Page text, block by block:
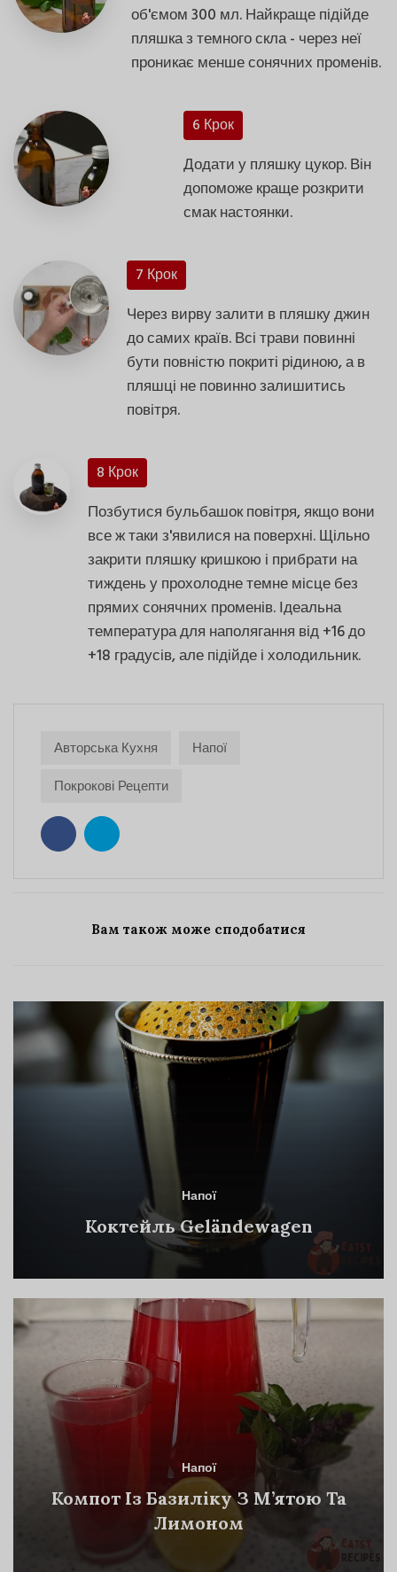
об'ємом 300 мл. Найкраще підійде
пляшка з темного скла - через неї
проникає менше сонячних променів.
6 Крок
Додати у пляшку цукор. Він
допоможе краще розкрити
смак настоянки.
7 Крок
Через вирву залити в пляшку джин
до самих країв. Всі трави повинні
бути повністю покриті рідиною, а в
пляшці не повинно залишитись
повітря.
8 Крок
Позбутися бульбашок повітря, якщо вони
все ж таки з'явилися на поверхні. Щільно
закрити пляшку кришкою і прибрати на
тиждень у прохолодне темне місце без
прямих сонячних променів. Ідеальна
температура для наполягання від +16 до
+18 градусів, але підійде і холодильник.
Авторська Кухня
Напої
Покрокові Рецепти
Вам також може сподобатися
Напої
Коктейль Geländewagen
Напої
Компот Із Базиліку З М’ятою Та
Лимоном